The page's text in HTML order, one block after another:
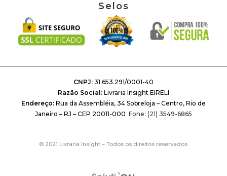
Selos
CNPJ: 31.653.291/0001-40
Razão Social: Livraria Insight EIRELI
Endereço: Rua da Assembléia, 34 Sobreloja – Centro, Rio de
Janeiro – RJ – CEP 20011-000 Fone: (21) 3549-6865
© 2021 Livraria Insight – Todos os direitos reservados.